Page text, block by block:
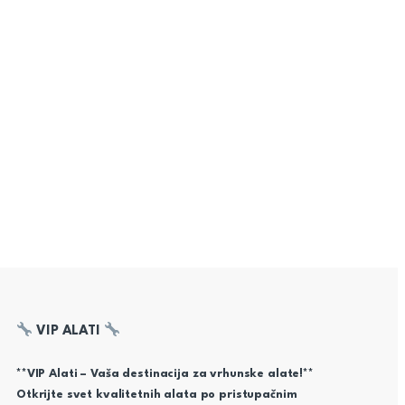
VIP ALATI
**VIP Alati – Vaša destinacija za vrhunske alate!**
Otkrijte svet kvalitetnih alata po pristupačnim